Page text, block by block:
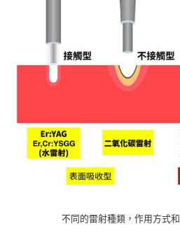
不同的雷射種類，作用方式